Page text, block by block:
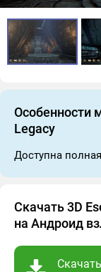
Особенности
Legacy
Доступна
Скачать 3D
на Андроид